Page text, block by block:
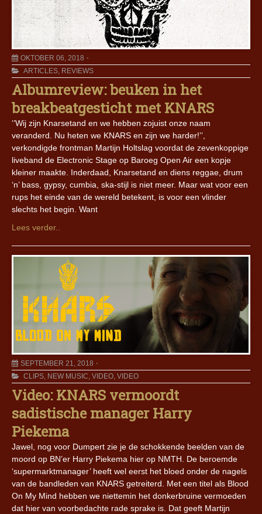
OKTOBER 06, 2018
ARTICLES, REVIEWS
Albumreview: beuken in het
breakbeatgesticht met KNARS
‘’Wij zijn Knarsetand en we hebben zojuist onze naam
veranderd. Nu heten we KNARS en zijn we harder!’’,
verkondigde frontman Martijn Holtslag voordat de zevenkoppige
liveband de Electronic Stage op Baroeg Open Air een kopje
kleiner maakte. Inderdaad, Knarsetand en diens reggae, drum
‘n’ bass, gypsy, cumbia, ska-stijl is niet meer. Maar wat voor een
rups het einde van de wereld betekent, is voor een vlinder
slechts het begin. Want
Lees verder..
SEPTEMBER 21, 2018
CLIPS, NEW MUSIC, VIDEO, VIDEO
Video: KNARS vermoordt
sadistische manager Harry
Piekema
Jawel, nog voor Dumpert zie je de schokkende beelden van de
moord op BN’er Harry Piekema hier op NMTH. De beroemde
‘supermarktmanager’ heeft wel eerst het bloed onder de nagels
van de bandleden van KNARS getreiterd. Met een titel als Blood
On My Mind hebben we niettemin het donkerbruine vermoeden
dat hier van voorbedachte rade sprake is. Dat geeft Martijn